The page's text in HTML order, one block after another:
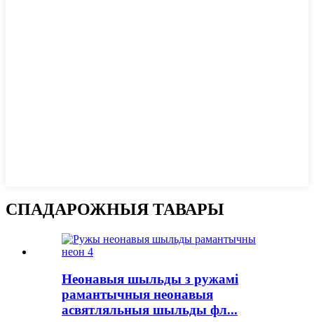
СПАДАРОЖНЫЯ ТАВАРЫ
Неонавыя шыльды з ружамі
рамантычныя неонавыя
асвятляльныя шыльды фл...